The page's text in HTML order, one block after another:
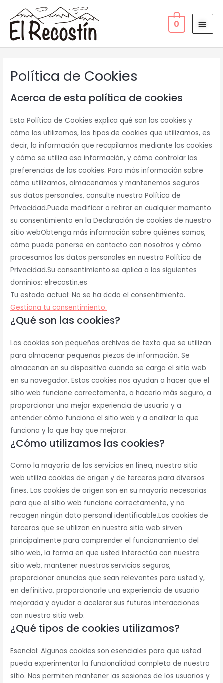
contenido
0
Política de Cookies
Acerca de esta política de cookies
Esta Política de Cookies explica qué son las cookies y
cómo las utilizamos, los tipos de cookies que utilizamos, es
decir, la información que recopilamos mediante las cookies
y cómo se utiliza esa información, y cómo controlar las
preferencias de las cookies. Para más información sobre
cómo utilizamos, almacenamos y mantenemos seguros
sus datos personales, consulte nuestra Política de
Privacidad.Puede modificar o retirar en cualquier momento
su consentimiento en la Declaración de cookies de nuestro
sitio webObtenga más información sobre quiénes somos,
cómo puede ponerse en contacto con nosotros y cómo
procesamos los datos personales en nuestra Política de
Privacidad.Su consentimiento se aplica a los siguientes
dominios: elrecostin.es
Tu estado actual: No se ha dado el consentimiento.
Gestiona tu consentimiento.
¿Qué son las cookies?
Las cookies son pequeños archivos de texto que se utilizan
para almacenar pequeñas piezas de información. Se
almacenan en su dispositivo cuando se carga el sitio web
en su navegador. Estas cookies nos ayudan a hacer que el
sitio web funcione correctamente, a hacerlo más seguro, a
proporcionar una mejor experiencia de usuario y a
entender cómo funciona el sitio web y a analizar lo que
funciona y lo que hay que mejorar.
¿Cómo utilizamos las cookies?
Como la mayoría de los servicios en línea, nuestro sitio
web utiliza cookies de origen y de terceros para diversos
fines. Las cookies de origen son en su mayoría necesarias
para que el sitio web funcione correctamente, y no
recogen ningún dato personal identificable.Las cookies de
terceros que se utilizan en nuestro sitio web sirven
principalmente para comprender el funcionamiento del
sitio web, la forma en que usted interactúa con nuestro
sitio web, mantener nuestros servicios seguros,
proporcionar anuncios que sean relevantes para usted y,
en definitiva, proporcionarle una experiencia de usuario
mejorada y ayudar a acelerar sus futuras interacciones
con nuestro sitio web.
¿Qué tipos de cookies utilizamos?
Esencial: Algunas cookies son esenciales para que usted
pueda experimentar la funcionalidad completa de nuestro
sitio. Nos permiten mantener las sesiones de los usuarios y